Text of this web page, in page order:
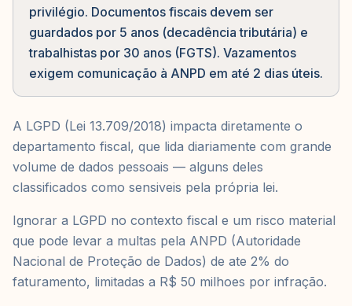
privilégio. Documentos fiscais devem ser
guardados por 5 anos (decadência tributária) e
trabalhistas por 30 anos (FGTS). Vazamentos
exigem comunicação à ANPD em até 2 dias úteis.
A LGPD (Lei 13.709/2018) impacta diretamente o
departamento fiscal, que lida diariamente com grande
volume de dados pessoais — alguns deles
classificados como sensiveis pela própria lei.
Ignorar a LGPD no contexto fiscal e um risco material
que pode levar a multas pela ANPD (Autoridade
Nacional de Proteção de Dados) de ate 2% do
faturamento, limitadas a R$ 50 milhoes por infração.